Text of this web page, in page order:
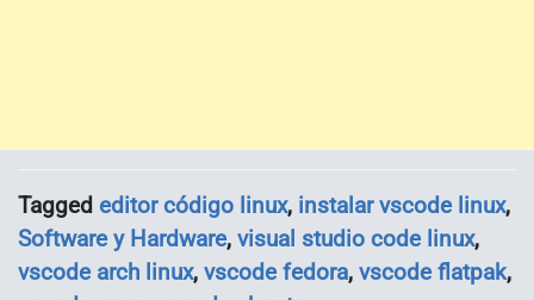
Tagged editor código linux, instalar vscode linux,
Software y Hardware, visual studio code linux,
vscode arch linux, vscode fedora, vscode flatpak,